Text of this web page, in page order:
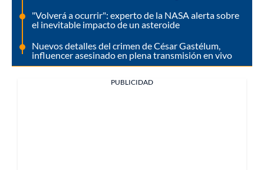
"Volverá a ocurrir": experto de la NASA alerta sobre
el inevitable impacto de un asteroide
Nuevos detalles del crimen de César Gastélum,
influencer asesinado en plena transmisión en vivo
PUBLICIDAD